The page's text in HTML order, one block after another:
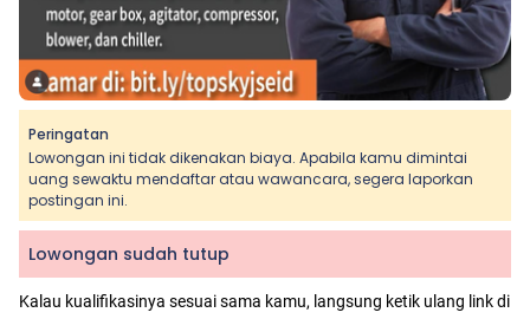
Peringatan
Lowongan ini tidak dikenakan biaya. Apabila kamu dimintai
uang sewaktu mendaftar atau wawancara, segera laporkan
postingan ini.
Lowongan sudah tutup
Kalau kualifikasinya sesuai sama kamu, langsung ketik ulang link di